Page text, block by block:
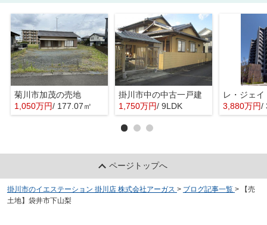
菊川市加茂の売地
1,050万円/ 177.07㎡
掛川市中の中古一戸建
1,750万円/ 9LDK
レ・ジェ
3,880万円/
ページトップへ
掛川市のイエステーション 掛川店 株式会社アーガス > ブログ記事一覧 >
【売
土地】袋井市下山梨